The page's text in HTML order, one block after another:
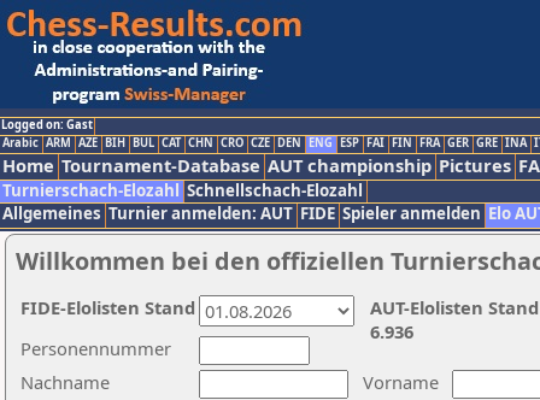
Logged on: Gast
Arabic ARM AZE BIH BUL CAT CHN CRO CZE DEN ENG ESP FAI FIN FRA GER GRE INA
Home Tournament-Database AUT championship Pictures
Turnierschach-Elozahl Schnellschach-Elozahl
Allgemeines Turnier anmelden: AUT FIDE Spieler anmelden Elo
Willkommen bei den offiziellen
Nachname
Vorname
Personennummer
AUT-Elolisten
6.936
FIDE-Elolisten Stand